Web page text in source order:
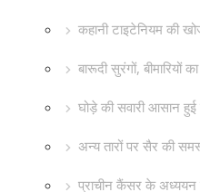
कहानी टाइटेनियम की
बारूदी सुरंगों, बीमारियों
घोड़े की सवारी आसान
अन्य तारों पर सैर की
प्राचीन कैंसर के अध्ययन